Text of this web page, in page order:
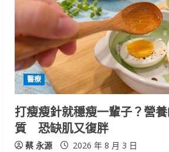
醫療
打瘦瘦針就穩瘦一輩子？營
質 恐缺肌又復胖
蔡 永源 2026 年 8 月 3 日